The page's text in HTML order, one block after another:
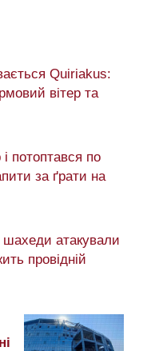
Quiriakus:
вітер та
потоптався по
за ґрати на
шахеди атакували
провідній